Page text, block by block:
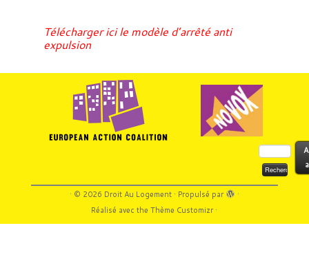
Télécharger ici le modèle d’arrêté anti
expulsion
Rechercher :
· © 2026 Droit Au Logement· Propulsé par
·
Réalisé avec theThème Customizr·